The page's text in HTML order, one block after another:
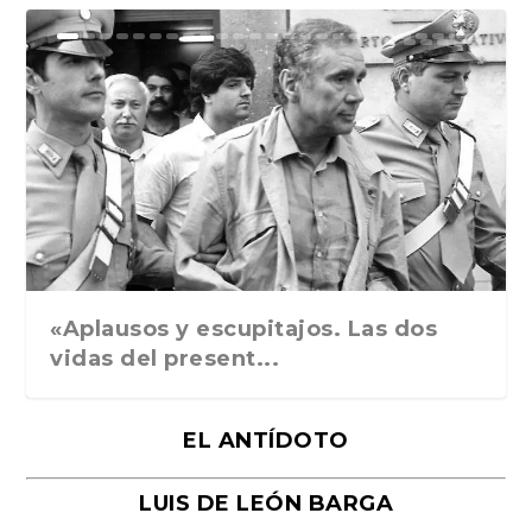
Ground Rules. Alejan...
«Rafael: Poesía subl...
Bienvenidos al circo...
Georges de La Tour. ...
Robert Capa: la hist...
«Aplausos y escupitajos. Las dos
vidas del present...
EL ANTÍDOTO
LUIS DE LEÓN BARGA